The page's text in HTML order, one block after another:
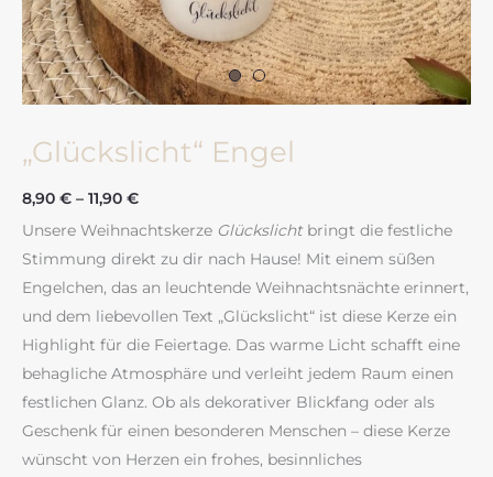
„Glückslicht“ Engel
8,90 € – 11,90 €
Unsere Weihnachtskerze Glückslichtbringt die festliche
Stimmung direkt zu dir nach Hause! Mit einem süßen
Engelchen, das an leuchtende Weihnachtsnächte erinnert,
und dem liebevollen Text „Glückslicht“ ist diese Kerze ein
Highlight für die Feiertage. Das warme Licht schafft eine
behagliche Atmosphäre und verleiht jedem Raum einen
festlichen Glanz. Ob als dekorativer Blickfang oder als
Geschenk für einen besonderen Menschen – diese Kerze
wünscht von Herzen ein frohes, besinnliches